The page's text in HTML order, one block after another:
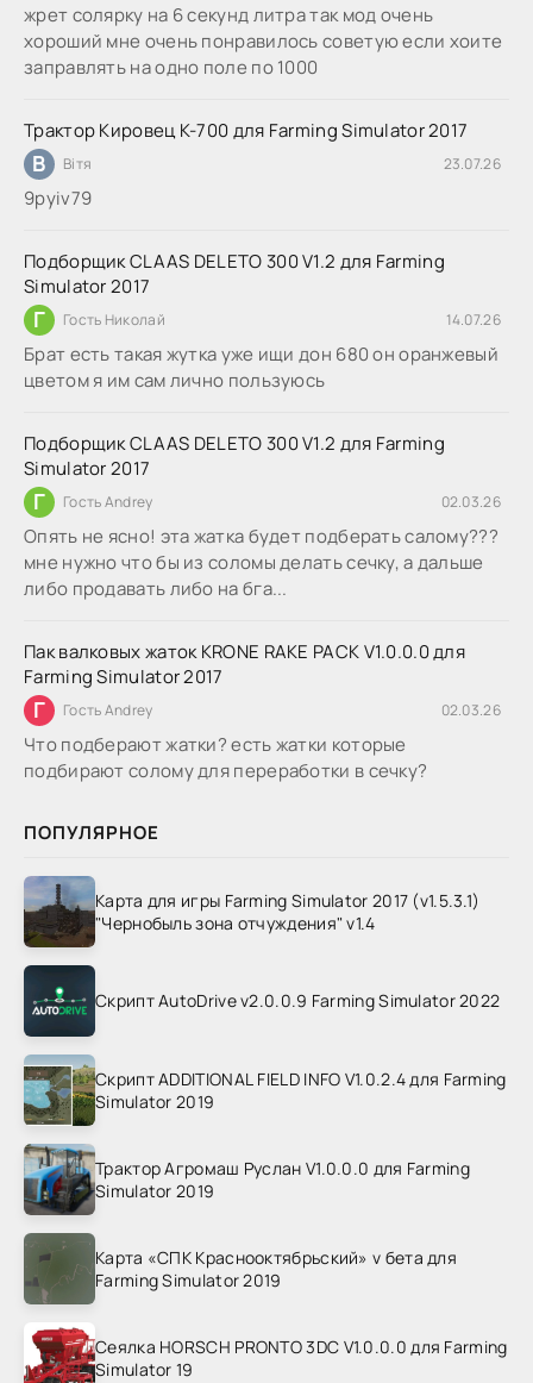
жрет солярку на 6 секунд литра так мод очень
хороший мне очень понравилось советую если хоите
заправлять на одно поле по 1000
Трактор Кировец К-700 для Farming Simulator 2017
В Вітя 23.07.26
9руіv79
Подборщик CLAAS DELETO 300 V1.2 для Farming
Simulator 2017
Г Гость Николай 14.07.26
Брат есть такая жутка уже ищи дон 680 он оранжевый
цветом я им сам лично пользуюсь
Подборщик CLAAS DELETO 300 V1.2 для Farming
Simulator 2017
Г Гость Andrey 02.03.26
Опять не ясно! эта жатка будет подберать салому???
мне нужно что бы из соломы делать сечку, а дальше
либо продавать либо на бга...
Пак валковых жаток KRONE RAKE PACK V1.0.0.0 для
Farming Simulator 2017
Г Гость Andrey 02.03.26
Что подберают жатки? есть жатки которые
подбирают солому для переработки в сечку?
ПОПУЛЯРНОЕ
Карта для игры Farming Simulator 2017 (v1.5.3.1)
"Чернобыль зона отчуждения" v1.4
Скрипт AutoDrive v2.0.0.9 Farming Simulator 2022
Скрипт ADDITIONAL FIELD INFO V1.0.2.4 для Farming
Simulator 2019
Трактор Агромаш Руслан V1.0.0.0 для Farming
Simulator 2019
Карта «СПК Краснооктябрьский» v бета для
Farming Simulator 2019
Сеялка HORSCH PRONTO 3DC V1.0.0.0 для Farming
Simulator 19